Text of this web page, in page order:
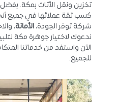
تخزين ونقل الأثاث بمكة.
كسب ثقة عملائها في جميع
شركة توفر الجودة، الأمانة،
ندعوك لاختيار جوهرة مكة
الآن واستفد من خدماتنا
للجميع.